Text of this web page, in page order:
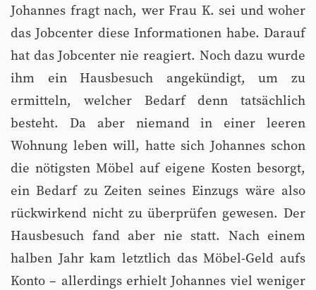
Johannes fragt nach, wer Frau K. sei und woher
das Jobcenter diese Informationen habe. Darauf
hat das Jobcenter nie reagiert. Noch dazu wurde
ihm ein Hausbesuch angekündigt, um zu
ermitteln, welcher Bedarf denn tatsächlich
besteht. Da aber niemand in einer leeren
Wohnung leben will, hatte sich Johannes schon
die nötigsten Möbel auf eigene Kosten besorgt,
ein Bedarf zu Zeiten seines Einzugs wäre also
rückwirkend nicht zu überprüfen gewesen. Der
Hausbesuch fand aber nie statt. Nach einem
halben Jahr kam letztlich das Möbel-Geld aufs
Konto – allerdings erhielt Johannes viel weniger